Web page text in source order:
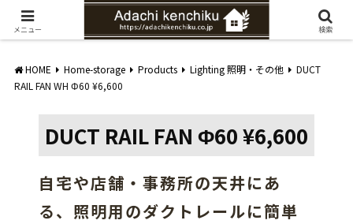
愛知県みよし市の工務店。自然素材を使ったナチュラルな家づくりをご提案
HOME Home-storage Products Lighting 照明・その他
DUCT
RAIL FAN WH Φ60 ¥6,600
DUCT RAIL FAN Φ60 ¥6,600
自宅や店舗・事務所の天井にあ
る、照明用のダクトレールに簡単
メニュー 検索